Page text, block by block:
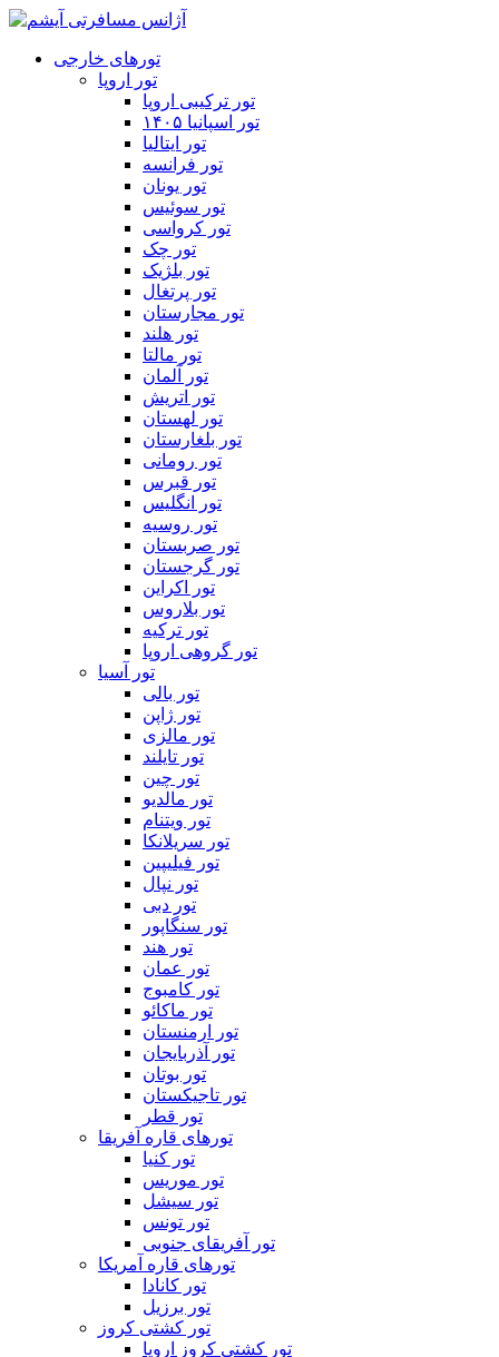
تورهای خارجی
تور اروپا
تور ترکیبی اروپا
تور اسپانیا ۱۴۰۵
تور ایتالیا
تور فرانسه
تور یونان
تور سوئیس
تور کرواسی
تور چک
تور بلژیک
تور پرتغال
تور مجارستان
تور هلند
تور مالتا
تور آلمان
تور اتریش
تور لهستان
تور بلغارستان
تور رومانی
تور قبرس
تور انگلیس
تور روسیه
تور صربستان
تور گرجستان
تور اکراین
تور بلاروس
تور ترکیه
تور گروهی اروپا
تور آسیا
تور بالی
تور ژاپن
تور مالزی
تور تایلند
تور چین
تور مالدیو
تور ویتنام
تور سریلانکا
تور فیلیپین
تور نپال
تور دبی
تور سنگاپور
تور هند
تور عمان
تور کامبوج
تور ماکائو
تور ارمنستان
تور آذربایجان
تور بوتان
تور تاجیکستان
تور قطر
تورهای قاره آفریقا
تور کنیا
تور موریس
تور سیشل
تور تونس
تور آفریقای جنوبی
تورهای قاره آمریکا
تور کانادا
تور برزیل
تور کشتی کروز
تور کشتی کروز اروپا